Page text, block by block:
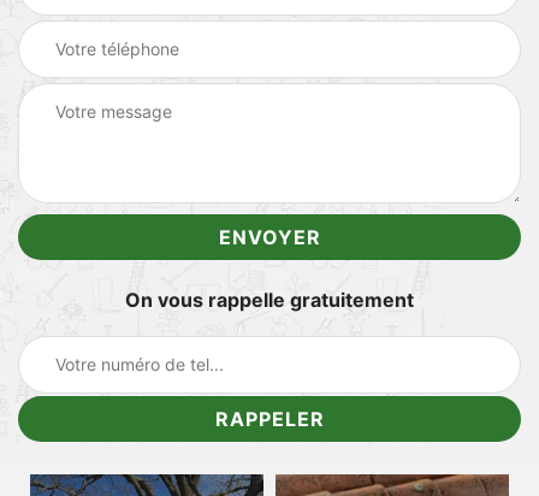
On vous rappelle gratuitement